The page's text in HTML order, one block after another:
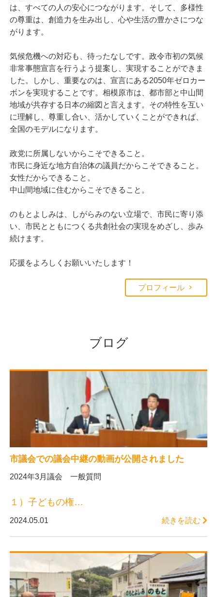
は、すべての人の安心につながります。そして、多様性
の尊重は、創造力を生み出し、心や生活の豊かさにつな
がります。
気候危機への対応も、待ったなしです。政令市初の気候
非常事態宣言を行うよう提案し、実現することができま
した。しかし、重要なのは、宣言にある2050年ゼロカー
ボンを実現することです。相模原市は、都市部と中山間
地域が共存する日本の縮図と言えます。その特性を互い
に理解し、尊重し合い、活かしていくことができれば、
全国のモデルになります。
政党に所属しないからこそできること。
市民に身近な地方自治体の議員だからこそできること。
女性だからできること。
中山間地域に住むからこそできること。
のもとよしみは、しがらみのない立場で、市民に寄り添
い、市民とともにつくる共創社会の実現をめざし、歩み
続けます。
応援をよろしくお願いいたします！
プロフィール
ブログ
市議会での議会中継の動画が公開されました
2024年3月議会 一般質問
１）子どもの権…
2024.05.01 続きを読む